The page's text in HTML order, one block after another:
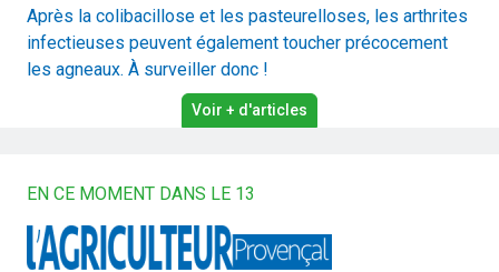
Après la colibacillose et les pasteurelloses, les arthrites
infectieuses peuvent également toucher précocement
les agneaux. À surveiller donc !
Voir + d'articles
EN CE MOMENT DANS LE 13